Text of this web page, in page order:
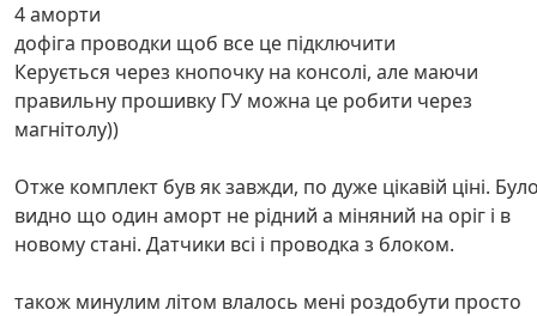
4 аморти
дофіга проводки щоб все це підключити
Керується через кнопочку на консолі, але маючи
правильну прошивку ГУ можна це робити через
магнітолу))
Отже комплект був як завжди, по дуже цікавій ціні.
видно що один аморт не рідний а міняний на оріг і в
новому стані. Датчики всі і проводка з блоком.
також минулим літом влалось мені роздобути просто